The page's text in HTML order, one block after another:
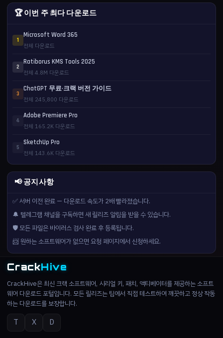
🏆 이번 주 최다 다운로드
1
Microsoft Word 365
전체 다운로드
2
Ratiborus KMS Tools 2025
전체 4.8M 다운로드
3
ChatGPT 무료·크랙 버전 가이드
전체 245,800 다운로드
4
Adobe Premiere Pro
전체 165.2K 다운로드
5
SketchUp Pro
전체 143.6K 다운로드
📢 공지사항
✅ 서버 이전 완료 — 다운로드 속도가 2배 빨라졌습니다.
🔔 텔레그램 채널을 구독하면 새 릴리즈 알림을 받을 수 있습니다.
🛡️ 모든 파일은 바이러스 검사 완료 후 등록됩니다.
📨 원하는 소프트웨어가 없으면 요청 페이지에서 신청하세요.
CrackHive
CrackHive은 최신 크랙 소프트웨어, 시리얼 키, 패치, 액티베이터를 제공하는 소프트
웨어 다운로드 포털입니다. 모든 릴리즈는 팀에서 직접 테스트하여 깨끗하고 정상 작동
하는 다운로드를 보장합니다.
T X D